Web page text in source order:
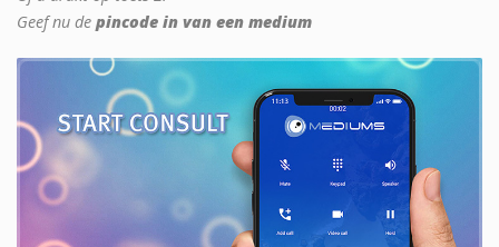
Geef nu de pincode in van een medium